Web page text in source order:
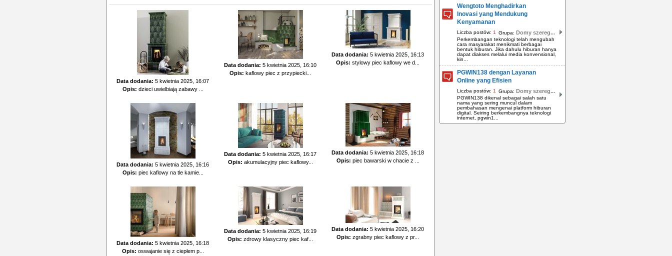
Data dodania: 5 kwietnia 2025, 16:07
Opis: dzieci uwielbiają zabawy ...
Data dodania: 5 kwietnia 2025, 16:10
Opis: kaflowy piec z przypiecki...
Data dodania: 5 kwietnia 2025, 16:13
Opis: stylowy piec kaflowy we d...
Data dodania: 5 kwietnia 2025, 16:16
Opis: piec kaflowy na tle kamie...
Data dodania: 5 kwietnia 2025, 16:17
Opis: akumulacyjny piec kaflowy...
Data dodania: 5 kwietnia 2025, 16:18
Opis: piec bawarski w chacie z ...
Data dodania: 5 kwietnia 2025, 16:18
Opis: oswajanie się z ciepłem p...
Data dodania: 5 kwietnia 2025, 16:19
Opis: zdrowy klasyczny piec kaf...
Data dodania: 5 kwietnia 2025, 16:20
Opis: zgrabny piec kaflowy z pr...
Wengtoto Menghadirkan
Inovasi yang Mendukung
Kenyamanan
Liczba postów: 1 Grupa: Domy szereg...
Perkembangan teknologi telah mengubah
cara masyarakat menikmati berbagai
bentuk hiburan. Jika dahulu hiburan hanya
dapat diakses melalui media konvensional,
kin...
PGWIN138 dengan Layanan
Online yang Efisien
Liczba postów: 1 Grupa: Domy szereg...
PGWIN138 dikenal sebagai salah satu
nama yang sering muncul dalam
pembahasan mengenai platform hiburan
digital. Seiring berkembangnya teknologi
internet, pgwin1...